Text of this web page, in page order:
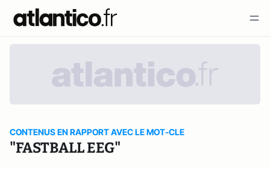
CONTENUS EN RAPPORT AVEC LE MOT-CLE
"FASTBALL EEG"